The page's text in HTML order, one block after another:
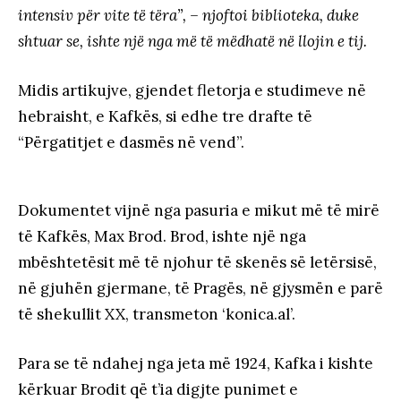
intensiv për vite të tëra”, – njoftoi biblioteka, duke
shtuar se, ishte një nga më të mëdhatë në llojin e tij.
Midis artikujve, gjendet fletorja e studimeve në
hebraisht, e Kafkës, si edhe tre drafte të
“Përgatitjet e dasmës në vend”.
Dokumentet vijnë nga pasuria e mikut më të mirë
të Kafkës, Max Brod. Brod, ishte një nga
mbështetësit më të njohur të skenës së letërsisë,
në gjuhën gjermane, të Pragës, në gjysmën e parë
të shekullit XX, transmeton ‘konica.al’.
Para se të ndahej nga jeta më 1924, Kafka i kishte
kërkuar Brodit që t’ia digjte punimet e